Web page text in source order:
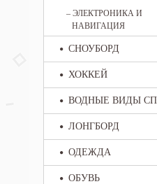
– ЭЛЕКТРОНИКА И
НАВИГАЦИЯ
СНОУБОРД
ХОККЕЙ
ВОДНЫЕ ВИДЫ
ЛОНГБОРД
ОДЕЖДА
ОБУВЬ